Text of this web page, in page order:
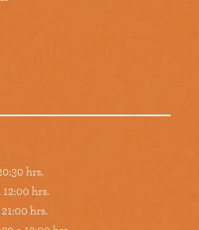
hrs.
hrs.
hrs.